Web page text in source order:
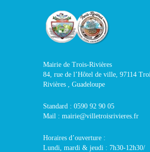
Mairie de Trois-Rivières
84, rue de l’Hôtel de ville, 97114
Rivières , Guadeloupe
Standard : 0590 92 90 05
Mail : mairie@villetroisrivieres.fr
Horaires d’ouverture :
Lundi, mardi & jeudi : 7h30-12h30/